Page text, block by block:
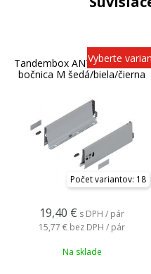
Tandembox ANTARO stredná
bočnica M šedá/biela/čierna
Počet variantov: 18
19,40 € s DPH / pár
15,77 € bez DPH / pár
Vyberte
Na sklade